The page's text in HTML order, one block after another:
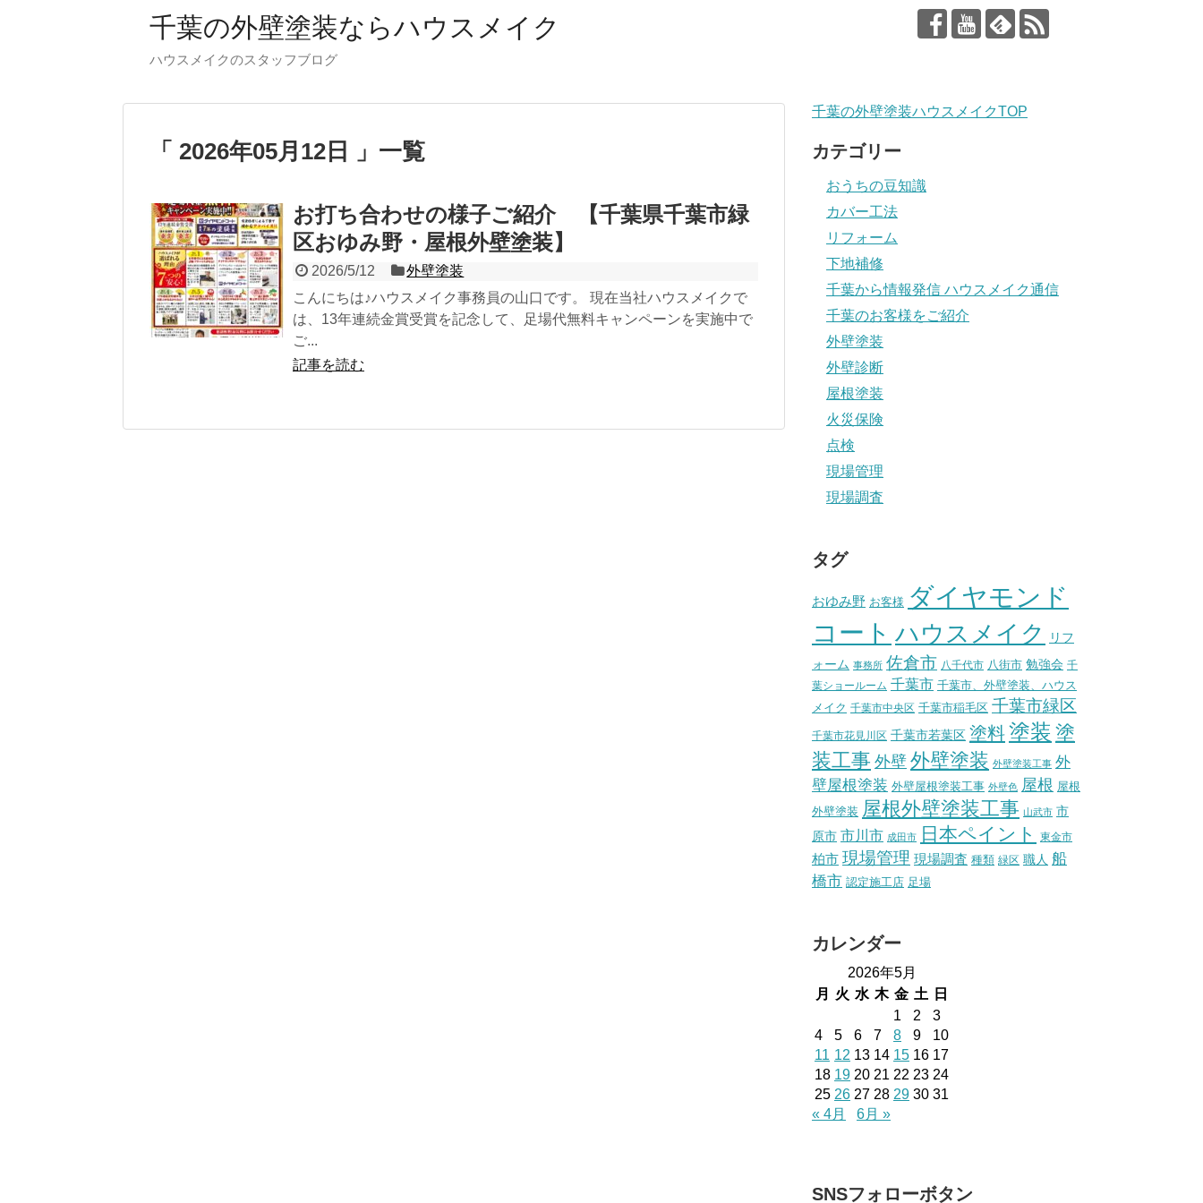
千葉の外壁塗装ならハウスメイク
ハウスメイクのスタッフブログ
「 2026年05月12日 」一覧
お打ち合わせの様子ご紹介 【千葉県千葉市緑
区おゆみ野・屋根外壁塗装】
2026/5/12
外壁塗装
こんにちは♪ハウスメイク事務員の山口です。 現在当社ハウスメイクで
は、13年連続金賞受賞を記念して、足場代無料キャンペーンを実施中で
ご...
記事を読む
千葉の外壁塗装ハウスメイクTOP
カテゴリー
おうちの豆知識
カバー工法
リフォーム
下地補修
千葉から情報発信 ハウスメイク通信
千葉のお客様をご紹介
外壁塗装
外壁診断
屋根塗装
火災保険
点検
現場管理
現場調査
タグ
おゆみ野 お客様 ダイヤモンド
コート ハウスメイク
リフ
ォーム 事務所 佐倉市 八千代市 八街市 勉強会 千
葉ショールーム 千葉市 千葉市、外壁塗装、ハウス
メイク 千葉市中央区 千葉市稲毛区 千葉市緑区
千葉市花見川区 千葉市若葉区 塗料塗装 塗
装工事 外壁 外壁塗装 外壁塗装工事 外
壁屋根塗装 外壁屋根塗装工事 外壁色 屋根 屋根
外壁塗装 屋根外壁塗装工事 山武市 市
原市 市川市 成田市 日本ペイント 東金市
柏市 現場管理 現場調査 種類 緑区 職人 船
橋市 認定施工店 足場
カレンダー
2026年5月
月
火 水 木 金 土
日
1
2
3
4
5 6 7 8 9
10
11 12 13 14 15 16 17
18 19 20 21 22 23 24
25 26 27 28 29 30 31
« 4月
6月 »
SNSフォローボタン